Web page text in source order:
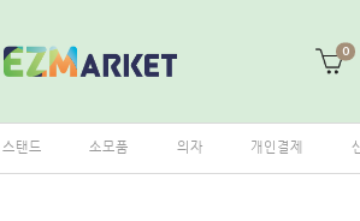
0
스탠드 소모품 의자 개인결제